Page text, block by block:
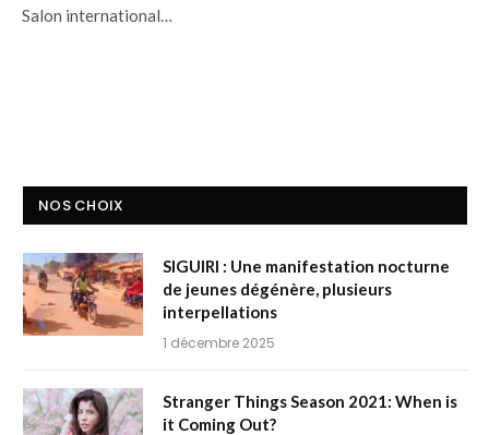
Salon international…
NOS CHOIX
SIGUIRI : Une manifestation nocturne
de jeunes dégénère, plusieurs
interpellations
1 décembre 2025
Stranger Things Season 2021: When is
it Coming Out?